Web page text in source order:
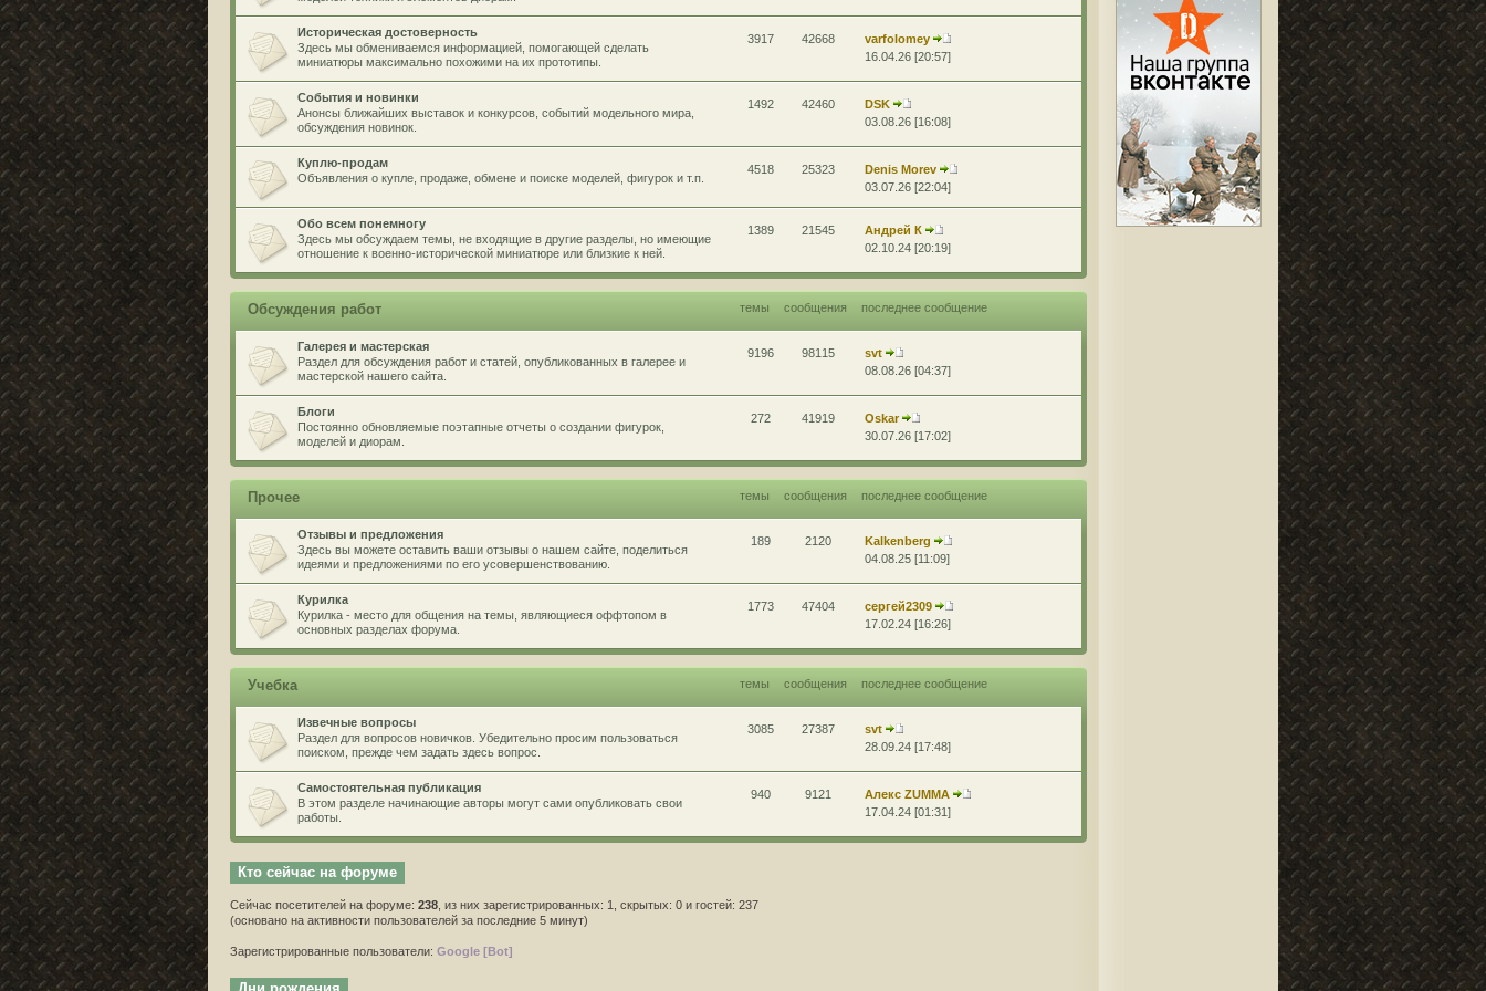
Историческая достоверность
Здесь мы обмениваемся информацией, помогающей сделать
миниатюры максимально похожими на их прототипы.
3917 42668
varfolomey
16.04.26 [20:57]
События и новинки
Анонсы ближайших выставок и конкурсов, событий модельного мира,
обсуждения новинок.
1492 42460
DSK
03.08.26 [16:08]
Куплю-продам
Объявления о купле, продаже, обмене и поиске моделей, фигурок и т.п.
4518 25323
Denis Morev
03.07.26 [22:04]
Обо всем понемногу
Здесь мы обсуждаем темы, не входящие в другие разделы, но имеющие
отношение к военно-исторической миниатюре или близкие к ней.
1389 21545
Андрей К
02.10.24 [20:19]
Обсуждения работ темы сообщения последнее сообщение
Галерея и мастерская
Раздел для обсуждения работ и статей, опубликованных в галерее и
мастерской нашего сайта.
9196 98115
svt
08.08.26 [04:37]
Блоги
Постоянно обновляемые поэтапные отчеты о создании фигурок,
моделей и диорам.
272 41919
Oskar
30.07.26 [17:02]
Прочее темы сообщения последнее сообщение
Отзывы и предложения
Здесь вы можете оставить ваши отзывы о нашем сайте, поделиться
идеями и предложениями по его усовершенствованию.
189 2120
Kalkenberg
04.08.25 [11:09]
Курилка
Курилка - место для общения на темы, являющиеся оффтопом в
основных разделах форума.
1773 47404
сергей2309
17.02.24 [16:26]
Учебка темы сообщения последнее сообщение
Извечные вопросы
Раздел для вопросов новичков. Убедительно просим пользоваться
поиском, прежде чем задать здесь вопрос.
3085 27387
svt
28.09.24 [17:48]
Самостоятельная публикация
В этом разделе начинающие авторы могут сами опубликовать свои
работы.
940 9121
Алекс ZUMMA
17.04.24 [01:31]
Кто сейчас на форуме
Сейчас посетителей на форуме: 238 , из них зарегистрированных: 1, скрытых: 0 и гостей: 237
(основано на активности пользователей за последние 5 минут)
Зарегистрированные пользователи: Google [Bot]